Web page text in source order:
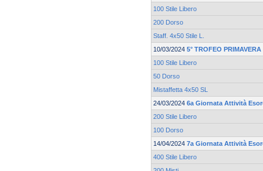
100 Stile Libero
200 Dorso
Staff. 4x50 Stile L.
10/03/2024 5° TROFEO
100 Stile Libero
50 Dorso
Mistaffetta 4x50 SL
24/03/2024 6a Giornata Attività
200 Stile Libero
100 Dorso
14/04/2024 7a Giornata Attività
400 Stile Libero